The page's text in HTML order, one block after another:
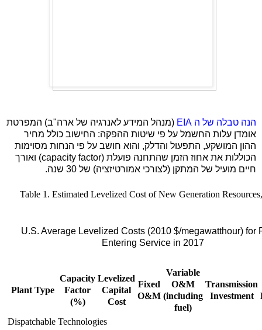
הנה טבלה של ה EIA (מנהל המידע לאנרגיה של ארה"ב) המפרטת
אומדן עלות החשמל על פי שיטות ההפקה: החישוב כולל מחיר
ההון המושקע, התפעול והדלק, והוא חושב על פי הנחות מסוימות
הכוללות את אחוז הזמן שהתחנה פועלת (capacity factor) ואורך
חיים מועיל של המתקן (לצורכי אמורטיזציה) של 30 שנה.
Table 1. Estimated Levelized Cost of New Generation
U.S. Average Levelized Costs (2010 $/megawatthour) for
Entering Service in 2017
Plant Type
Capacity
Factor
(%)
Levelized
Capital
Cost
Fixed
O&M
Variable
O&M
(including
fuel)
Transmission
Investment
Dispatchable Technologies